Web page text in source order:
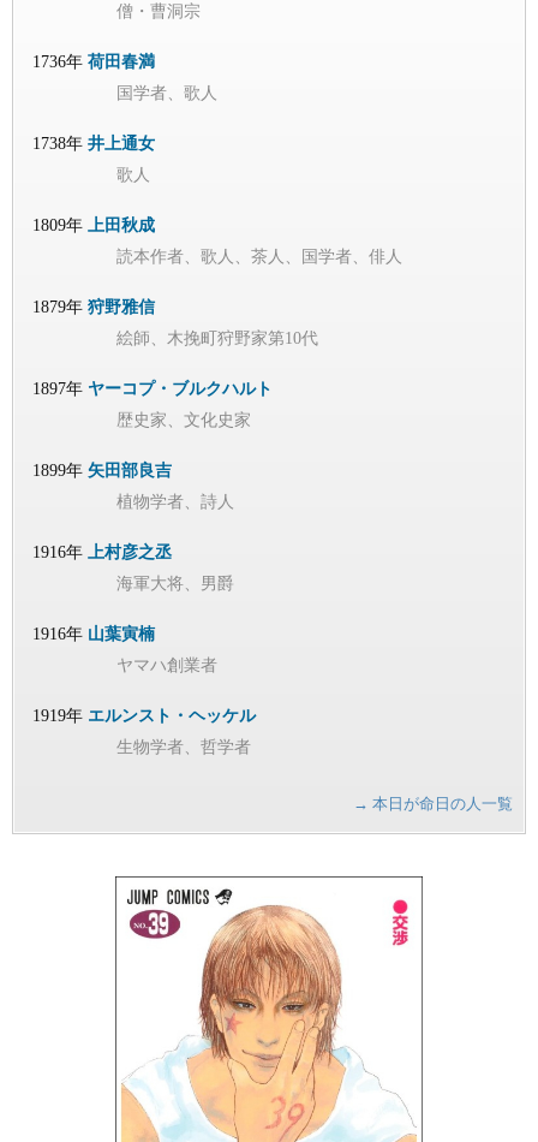
僧・曹洞宗
1736年 荷田春満
国学者、歌人
1738年 井上通女
歌人
1809年 上田秋成
読本作者、歌人、茶人、国学者、俳人
1879年 狩野雅信
絵師、木挽町狩野家第10代
1897年 ヤーコプ・ブルクハルト
歴史家、文化史家
1899年 矢田部良吉
植物学者、詩人
1916年 上村彦之丞
海軍大将、男爵
1916年 山葉寅楠
ヤマハ創業者
1919年 エルンスト・ヘッケル
生物学者、哲学者
→ 本日が命日の人一覧